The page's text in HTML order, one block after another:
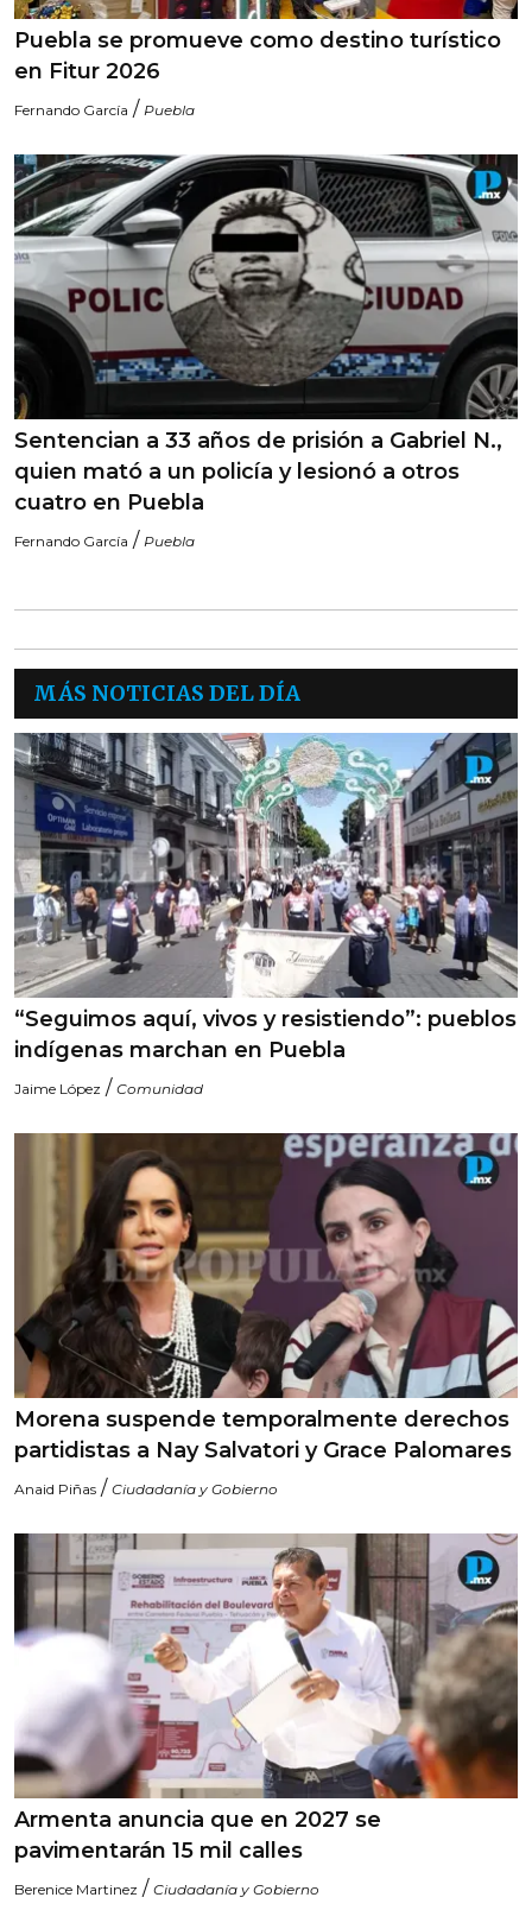
Puebla se promueve como destino turístico
en Fitur 2026
Fernando García / Puebla
Sentencian a 33 años de prisión a Gabriel N.,
quien mató a un policía y lesionó a otros
cuatro en Puebla
Fernando García / Puebla
MÁS NOTICIAS DEL DÍA
“Seguimos aquí, vivos y resistiendo”: pueblos
indígenas marchan en Puebla
Jaime López / Comunidad
Morena suspende temporalmente derechos
partidistas a Nay Salvatori y Grace Palomares
Anaid Piñas / Ciudadanía y Gobierno
Armenta anuncia que en 2027 se
pavimentarán 15 mil calles
Berenice Martinez / Ciudadanía y Gobierno